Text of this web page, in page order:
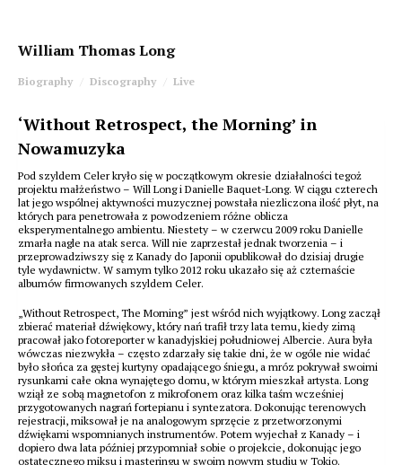
William Thomas Long
Biography Discography Live
‘Without Retrospect, the Morning’ in
Nowamuzyka
Pod szyldem Celer kryło się w początkowym okresie działalności tegoż
projektu małżeństwo – Will Long i Danielle Baquet-Long. W ciągu czterech
lat jego wspólnej aktywności muzycznej powstała niezliczona ilość płyt, na
których para penetrowała z powodzeniem różne oblicza
eksperymentalnego ambientu. Niestety – w czerwcu 2009 roku Danielle
zmarła nagle na atak serca. Will nie zaprzestał jednak tworzenia – i
przeprowadziwszy się z Kanady do Japonii opublikował do dzisiaj drugie
tyle wydawnictw. W samym tylko 2012 roku ukazało się aż czternaście
albumów firmowanych szyldem Celer.
„Without Retrospect, The Morning” jest wśród nich wyjątkowy. Long zaczął
zbierać materiał dźwiękowy, który nań trafił trzy lata temu, kiedy zimą
pracował jako fotoreporter w kanadyjskiej południowej Albercie. Aura była
wówczas niezwykła – często zdarzały się takie dni, że w ogóle nie widać
było słońca za gęstej kurtyny opadającego śniegu, a mróz pokrywał swoimi
rysunkami całe okna wynajętego domu, w którym mieszkał artysta. Long
wziął ze sobą magnetofon z mikrofonem oraz kilka taśm wcześniej
przygotowanych nagrań fortepianu i syntezatora. Dokonując terenowych
rejestracji, miksował je na analogowym sprzęcie z przetworzonymi
dźwiękami wspomnianych instrumentów. Potem wyjechał z Kanady – i
dopiero dwa lata później przypomniał sobie o projekcie, dokonując jego
ostatecznego miksu i masteringu w swoim nowym studiu w Tokio.